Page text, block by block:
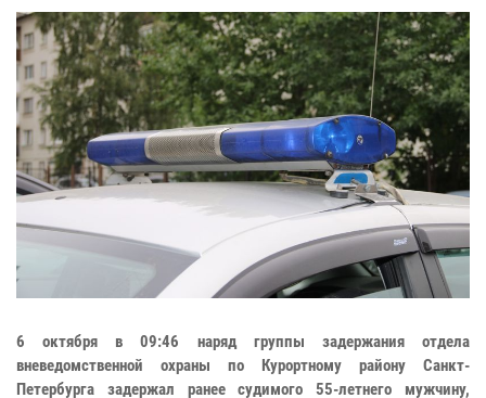
6 октября в 09:46 наряд группы задержания отдела
вневедомственной охраны по Курортному району Санкт-
Петербурга задержал ранее судимого 55-летнего мужчину,